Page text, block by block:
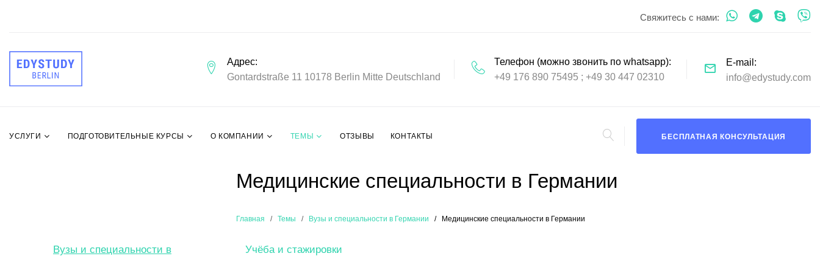
Свяжитесь с нами:
Адрес
Gontardstraße 11 10178 Berlin Mitte Deutschland
Телефон (можно звонить по whatsapp)
+49 176 890 75495
+49 30 447 02310
E-mail
info@edystudy.com
БЕСПЛАТНАЯ КОНСУЛЬТАЦИЯ
УСЛУГИ ПОДГОТОВИТЕЛЬНЫЕ КУРСЫ О КОМПАНИИ ТЕМЫ ОТЗЫВЫ КОНТАКТЫ
Медицинские специальности в Германии
Главная Темы Вузы и специальности в Германии Медицинские специальности в Германии
Вузы и специальности в
Учёба и стажировки